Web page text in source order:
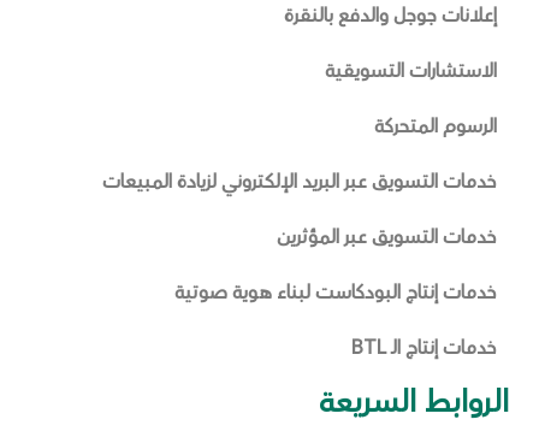
إعلانات جوجل والدفع بالنقرة
الاستشارات التسويقية
الرسوم المتحركة
خدمات التسويق عبر البريد الإلكتروني لزيادة المبيعات
خدمات التسويق عبر المؤثرين
خدمات إنتاج البودكاست لبناء هوية صوتية
خدمات إنتاج الـ BTL
الروابط السريعة